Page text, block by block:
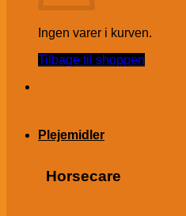
Ingen varer i kurven.
Tilbage til shoppen
Plejemidler
Horsecare